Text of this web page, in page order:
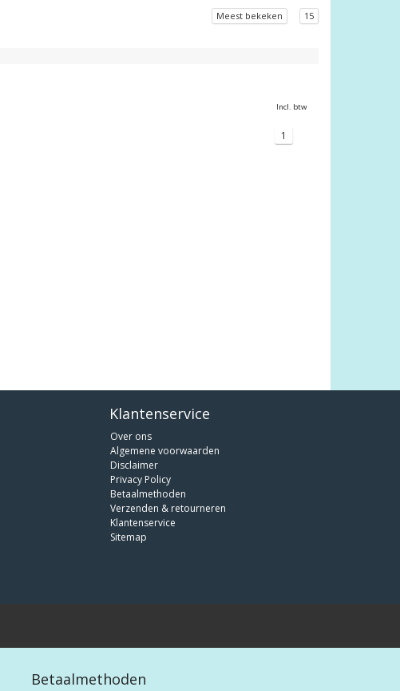
Meest bekeken 15
Incl. btw
1
Klantenservice
Over ons
Algemene voorwaarden
Disclaimer
Privacy Policy
Betaalmethoden
Verzenden & retourneren
Klantenservice
Sitemap
Betaalmethoden